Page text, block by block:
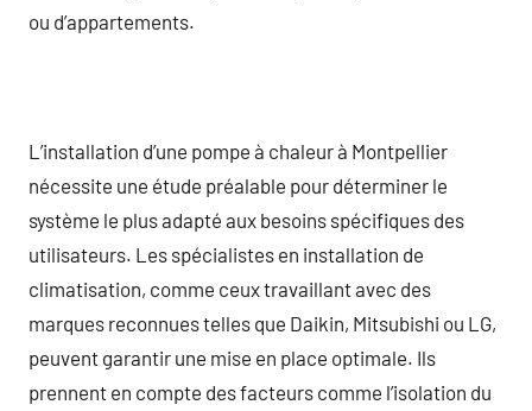
ou d’appartements.
L’installation d’une pompe à chaleur à Montpellier
nécessite une étude préalable pour déterminer le
système le plus adapté aux besoins spécifiques des
utilisateurs. Les spécialistes en installation de
climatisation, comme ceux travaillant avec des
marques reconnues telles que Daikin, Mitsubishi ou LG,
peuvent garantir une mise en place optimale. Ils
prennent en compte des facteurs comme l’isolation du